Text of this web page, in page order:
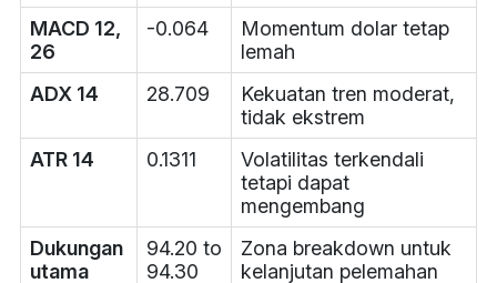
MACD 12,
26
-0.064
Momentum dolar tetap
lemah
ADX 14
28.709
Kekuatan tren moderat,
tidak ekstrem
ATR 14
0.1311
Volatilitas terkendali
tetapi dapat
mengembang
Dukungan
utama
94.20 to
94.30
Zona breakdown untuk
kelanjutan pelemahan